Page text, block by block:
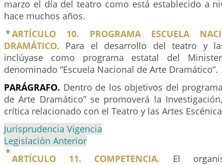
marzo el día del teatro como está establecido a
hace muchos años.
ARTÍCULO 10. PROGRAMA ESCUELA
DRAMÁTICO. Para el desarrollo del teatro y
inclúyase como programa estatal del
denominado “Escuela Nacional de Arte Dramático”.
PARÁGRAFO. Dentro de los objetivos del
de Arte Dramático” se promoverá la
crítica relacionado con el Teatro y las Artes
Jurisprudencia Vigencia
Legislación Anterior
ARTÍCULO 11. COMPETENCIA. El